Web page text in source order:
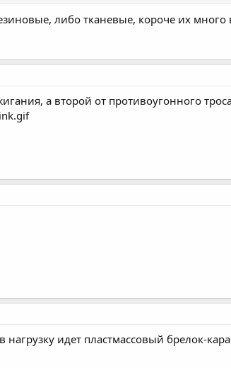
либо тканевые, короче их много
а второй от противоугонного
идет пластмассовый брелок-